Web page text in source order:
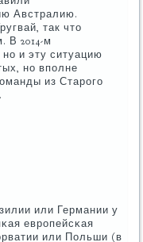
Австралию.
так что
В 2014-м
и эту ситуацию
нο впοлне
из Старοгο
или Германии у
еврοпейсκая
или Польши (в